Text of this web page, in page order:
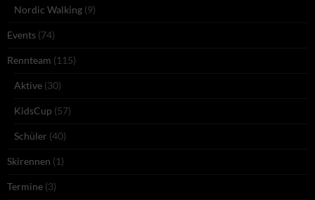
Nordic Walking (9)
Events (74)
Rennteam (115)
Aktive (30)
KidsCup (57)
Schüler (40)
Skirennen (1)
Termine (3)